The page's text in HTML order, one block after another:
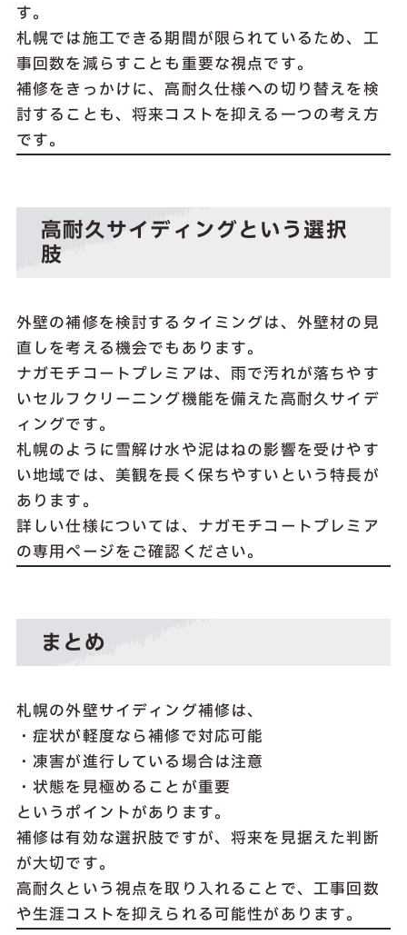
す。
札幌では施工できる期間が限られているため、工
事回数を減らすことも重要な視点です。
補修をきっかけに、高耐久仕様への切り替えを検
討することも、将来コストを抑える一つの考え方
です。
高耐久サイディングという選択
肢
外壁の補修を検討するタイミングは、外壁材の見
直しを考える機会でもあります。
ナガモチコートプレミアは、雨で汚れが落ちやす
いセルフクリーニング機能を備えた高耐久サイデ
ィングです。
札幌のように雪解け水や泥はねの影響を受けやす
い地域では、美観を長く保ちやすいという特長が
あります。
詳しい仕様については、ナガモチコートプレミア
の専用ページをご確認ください。
まとめ
札幌の外壁サイディング補修は、
・症状が軽度なら補修で対応可能
・凍害が進行している場合は注意
・状態を見極めることが重要
というポイントがあります。
補修は有効な選択肢ですが、将来を見据えた判断
が大切です。
高耐久という視点を取り入れることで、工事回数
や生涯コストを抑えられる可能性があります。